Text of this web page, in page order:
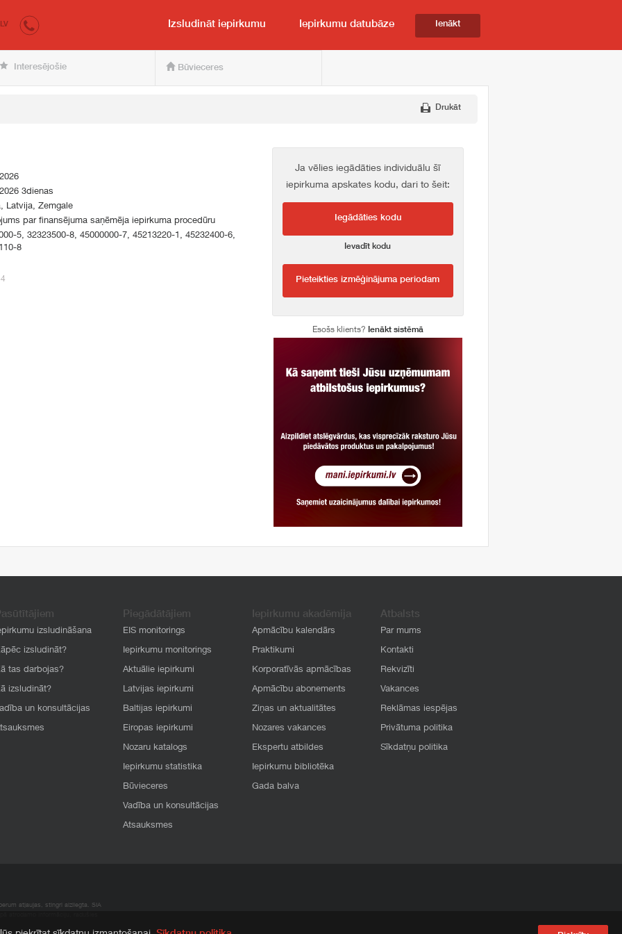
pircējam un pārdevējam
LV Izsludināt iepirkumu Iepirkumu datubāze Ienākt
Interesējošie Būvieceres
Drukāt
3dienas
Latvija, Zemgale
par finansējuma saņēmēja iepirkuma procedūru
5, 32323500-8, 45000000-7, 45213220-1, 45232400-6,
8
Ja vēlies iegādāties individuālu šī
iepirkuma apskates kodu, dari to šeit:
Iegādāties kodu
Ievadīt kodu
Pieteikties izmēģinājuma periodam
Esošs klients? Ienākt sistēmā
izsludināšana
izsludināt?
tas darbojas?
izsludināt?
un konsultācijas
Piegādātājiem
EIS monitorings
Iepirkumu monitorings
Aktuālie iepirkumi
Latvijas iepirkumi
Baltijas iepirkumi
Eiropas iepirkumi
Nozaru katalogs
Iepirkumu statistika
Būvieceres
Vadība un konsultācijas
Atsauksmes
Iepirkumu akadēmija
Apmācību kalendārs
Praktikumi
Korporatīvās apmācības
Apmācību abonements
Ziņas un aktualitātes
Nozares vakances
Ekspertu atbildes
Iepirkumu bibliotēka
Gada balva
Atbalsts
Par mums
Kontakti
Rekvizīti
Vakances
Reklāmas iespējas
Privātuma politika
Sīkdatņu politika
atļaujas, stingri aizliegta. SIA